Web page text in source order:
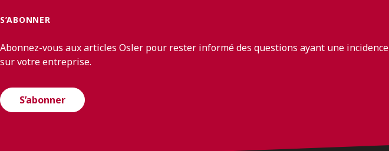
S’ABONNER
Abonnez-vous aux articles Osler pour rester informé des questions ayant une incidence
sur votre entreprise.
S’abonner